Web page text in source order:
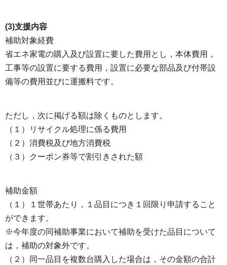
(3)支援内容
補助対象経費
省エネ家電の購入及び設置に要した費用とし，本体費用，
工事等の設置に要する費用，設置に必要な部品及び付帯設
備等の費用並びに運搬料です。
ただし，次に掲げる額は除くものとします。
（１）リサイクル処理に係る費用
（２）消費税及び地方消費税
（３）クーポン券等で割引きされた額
補助金額
（１）１世帯あたり，１品目につき１回限り申請すること
ができます。
※今年度の同補助事業において補助を受けた品目について
は，補助の対象外です。
（２）同一品目を複数台購入した場合は，その金額の合計